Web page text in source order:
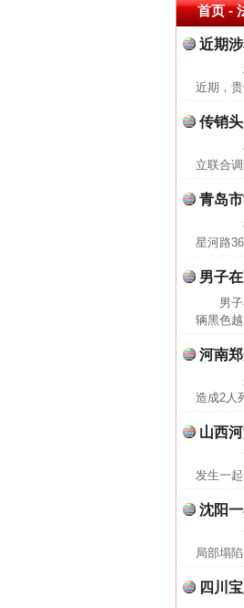
首页-
近期
权
近期，
传销
8
立联合
青岛
8
星河路
男子
男
辆黑色
河南
郑
造成2人
山西
7
发生一
沈阳
7
局部塌
四川